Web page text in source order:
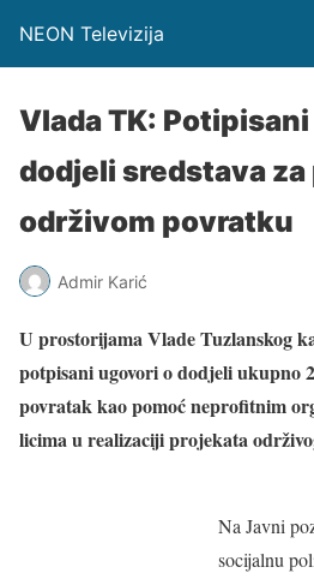
NEON Televizija
Vlada TK:
dodjeli sredstava za
održivom povratku
Admir Karić
U prostorijama Vlade Tuzlanskog
potpisani ugovori o dodjeli ukupno
povratak kao pomoć neprofitnim
licima u realizaciji projekata
Na Javni
socijalnu